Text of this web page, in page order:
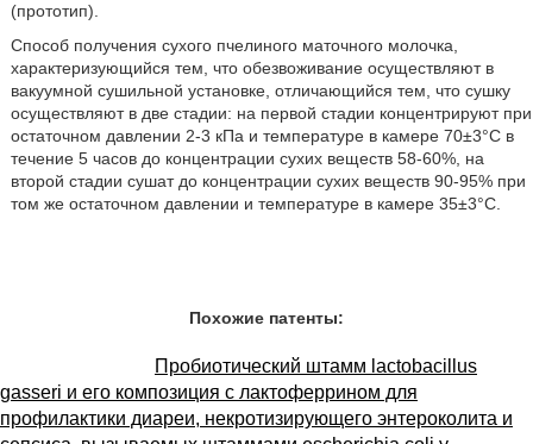
(прототип).
Способ получения сухого пчелиного маточного молочка,
характеризующийся тем, что обезвоживание осуществляют в
вакуумной сушильной установке, отличающийся тем, что сушку
осуществляют в две стадии: на первой стадии концентрируют при
остаточном давлении 2-3 кПа и температуре в камере 70±3°С в
течение 5 часов до концентрации сухих веществ 58-60%, на
второй стадии сушат до концентрации сухих веществ 90-95% при
том же остаточном давлении и температуре в камере 35±3°С.
Похожие патенты:
Пробиотический штамм lactobacillus
gasseri и его композиция с лактоферрином для
профилактики диареи, некротизирующего энтероколита и